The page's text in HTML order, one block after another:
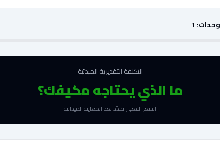
1
التكلفة التقديرية المبدئية
ما الذي يحتاجه مكيفك؟
السعر الفعلي يُحدَّد بعد المعاينة الميدانية